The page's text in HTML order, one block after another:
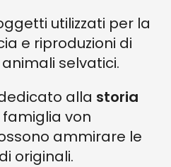
utilizzati per la
e riproduzioni di
selvatici.
alla storia
von
ammirare le
originali.